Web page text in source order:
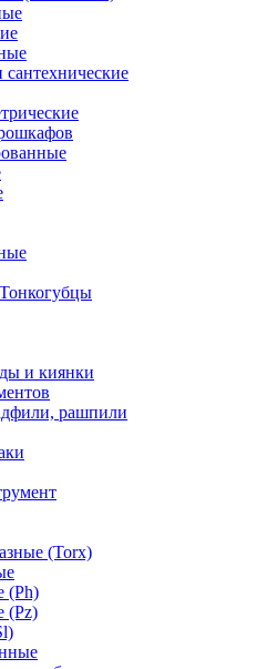
и киянки
рашпили
(Torx)
(Ph)
(Pz)